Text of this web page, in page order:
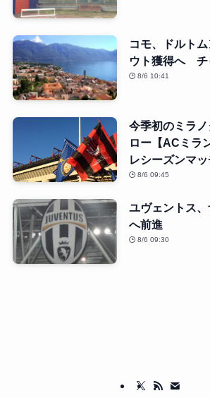
コモ、ドルト
ウト獲得へ チ
8/6 10:41
今季初のミラ
ロー【ACミラ
レシーズンマッ
8/6 09:45
ユヴェントス
へ前進
8/6 09:30